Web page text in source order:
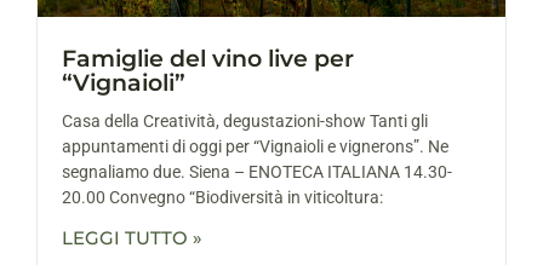
Famiglie del vino live per
“Vignaioli”
Casa della Creatività, degustazioni-show Tanti gli
appuntamenti di oggi per “Vignaioli e vignerons”. Ne
segnaliamo due. Siena – ENOTECA ITALIANA 14.30-
20.00 Convegno “Biodiversità in viticoltura:
LEGGI TUTTO »